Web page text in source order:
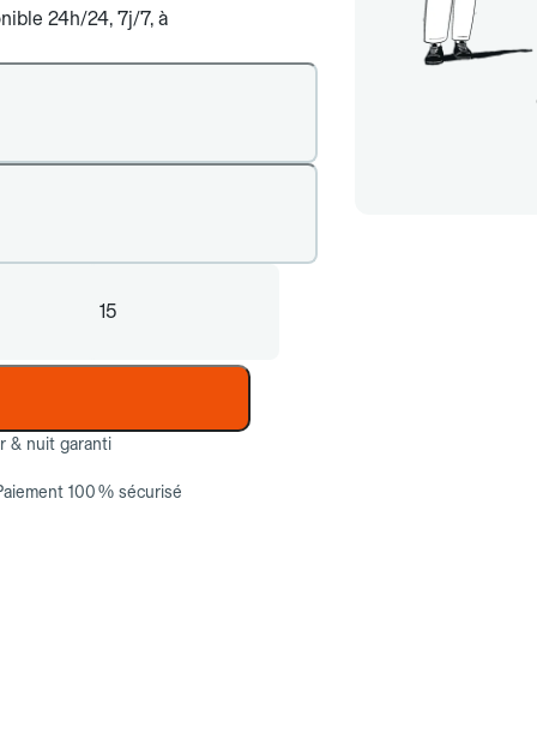
24h/24, 7j/7, à
15
& nuit garanti
100 % sécurisé